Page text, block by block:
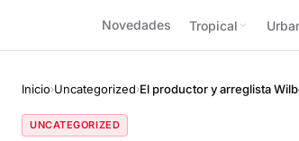
Novedades Tropical
Inicio›Uncategorized›El productor y arreglista
UNCATEGORIZED